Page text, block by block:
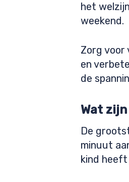
het
weekend.
Zorg voor
en
de
Wat
De
minuut
kind